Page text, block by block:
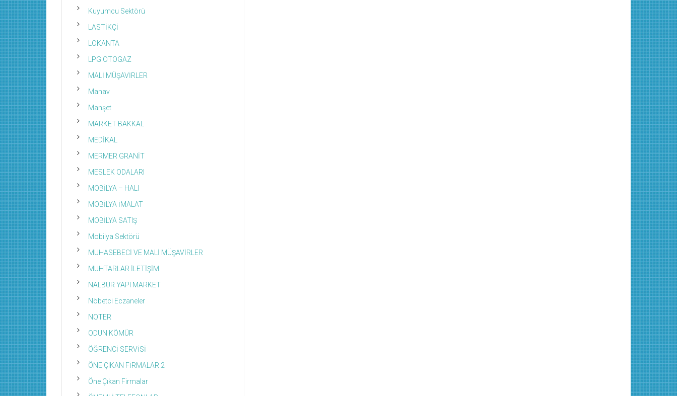
Kuyumcu Sektörü
LASTİKÇİ
LOKANTA
LPG OTOGAZ
MALİ MÜŞAVİRLER
Manav
Manşet
MARKET BAKKAL
MEDİKAL
MERMER GRANİT
MESLEK ODALARI
MOBİLYA – HALI
MOBİLYA İMALAT
MOBİLYA SATIŞ
Mobilya Sektörü
MUHASEBECİ VE MALİ MÜŞAVİRLER
MUHTARLAR İLETİŞİM
NALBUR YAPI MARKET
Nöbetci Eczaneler
NOTER
ODUN KÖMÜR
ÖĞRENCİ SERVİSİ
ÖNE ÇIKAN FİRMALAR 2
Öne Çıkan Firmalar